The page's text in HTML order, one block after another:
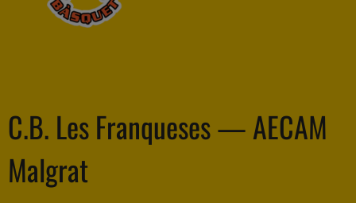
C.B. Les Franqueses — AECAM
Malgrat